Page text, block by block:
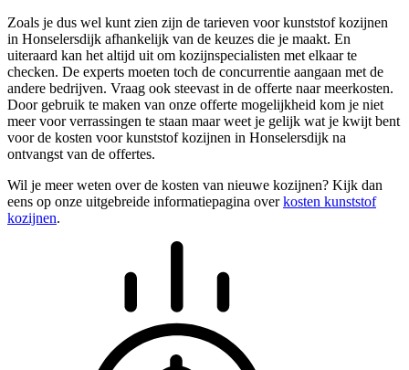
Zoals je dus wel kunt zien zijn de tarieven voor kunststof kozijnen
in Honselersdijk afhankelijk van de keuzes die je maakt. En
uiteraard kan het altijd uit om kozijnspecialisten met elkaar te
checken. De experts moeten toch de concurrentie aangaan met de
andere bedrijven. Vraag ook steevast in de offerte naar meerkosten.
Door gebruik te maken van onze offerte mogelijkheid kom je niet
meer voor verrassingen te staan maar weet je gelijk wat je kwijt bent
voor de kosten voor kunststof kozijnen in Honselersdijk na
ontvangst van de offertes.
Wil je meer weten over de kosten van nieuwe kozijnen? Kijk dan
eens op onze uitgebreide informatiepagina overkosten kunststof
kozijnen.